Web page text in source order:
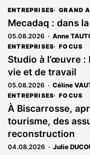
ENTREPRISES GRAND
Mecadaq : dans
05.08.2026 Anne
ENTREPRISES FOCUS
Studio à l’œuvre :
vie et de travail
05.08.2026 Céline
ENTREPRISES FOCUS
À Biscarrosse,
tourisme, des
reconstruction
04.08.2026 Julie